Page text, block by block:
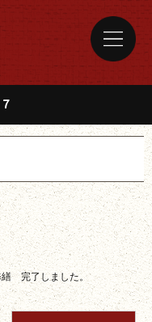
完了しました。